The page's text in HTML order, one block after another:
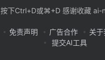
按下Ctrl+D或⌘+D 感谢收藏 ai-
免责声明 广告合作 关
提交AI工具